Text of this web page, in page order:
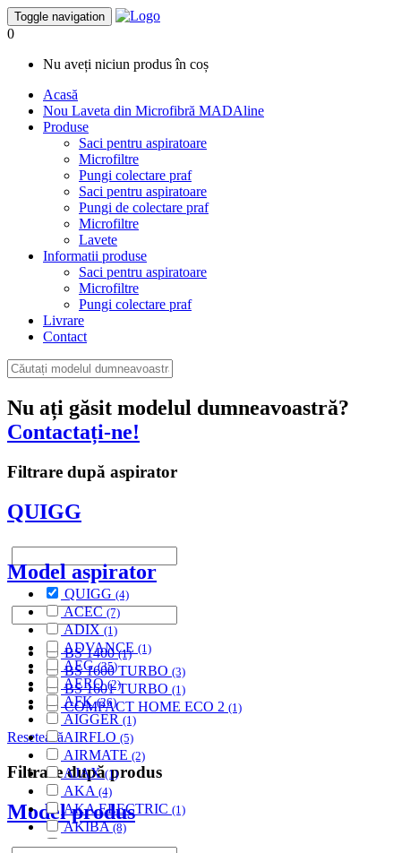
Toggle navigation
0
Nu aveți niciun produs în coș
Acasă
Nou Laveta din Microfibră MADAline
Produse
Saci pentru aspiratoare
Microfiltre
Pungi colectare praf
Saci pentru aspiratoare
Pungi de colectare praf
Microfiltre
Lavete
Informatii produse
Saci pentru aspiratoare
Microfiltre
Pungi colectare praf
Livrare
Contact
Nu ați găsit modelul dumneavoastră?
Contactați-ne!
Filtrare după aspirator
QUIGG
QUIGG (4)
ACEC (7)
ADIX (1)
ADVANCE (1)
AEG (35)
AERO (2)
AFK (26)
AIGGER (1)
AIRFLO (5)
AIRMATE (2)
AJAX (1)
AKA (4)
AKA ELECTRIC (1)
AKIBA (8)
ALASKA (28)
Model aspirator
BS 1400 (1)
BS 1600 TURBO (3)
BS 1601 TURBO (1)
COMPACT HOME ECO 2 (1)
Resetează
Filtrare după produs
Model produs